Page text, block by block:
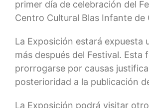
primer día de celebración del
Centro Cultural Blas Infante de
La Exposición estará expuesta
más después del Festival. Esta
prorrogarse por causas
posterioridad a la publicación
La Exposición podrá visitar